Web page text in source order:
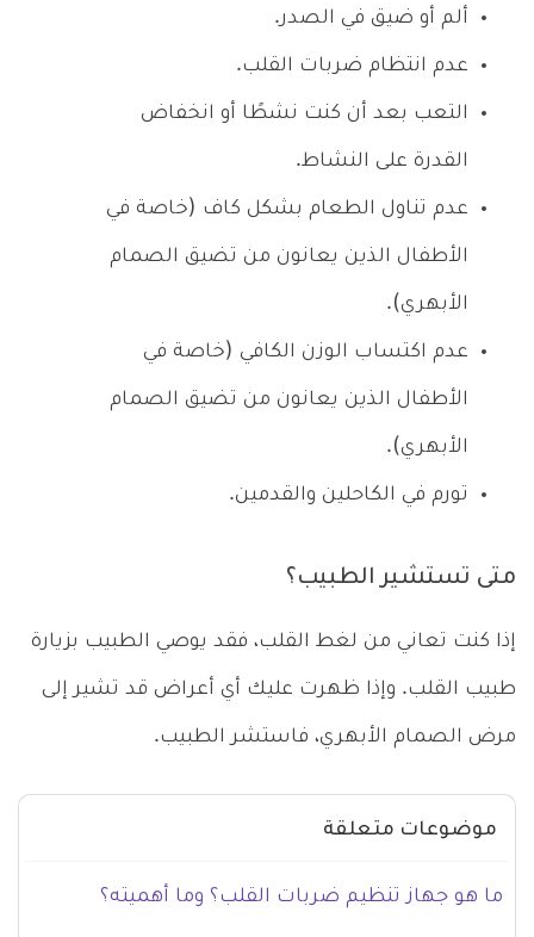
ألم أو ضيق في الصدر.
عدم انتظام ضربات القلب.
التعب بعد أن كنت نشطًا أو انخفاض
القدرة على النشاط.
عدم تناول الطعام بشكل كاف (خاصة في
الأطفال الذين يعانون من تضيق الصمام
الأبهري).
عدم اكتساب الوزن الكافي (خاصة في
الأطفال الذين يعانون من تضيق الصمام
الأبهري).
تورم في الكاحلين والقدمين.
متى تستشير الطبيب؟
إذا كنت تعاني من لغط القلب، فقد يوصي الطبيب بزيارة
طبيب القلب. وإذا ظهرت عليك أي أعراض قد تشير إلى
مرض الصمام الأبهري، فاستشر الطبيب.
موضوعات متعلقة
ما هو جهاز تنظيم ضربات القلب؟ وما أهميته؟